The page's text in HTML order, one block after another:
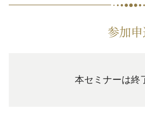
参加
本セミナーは終